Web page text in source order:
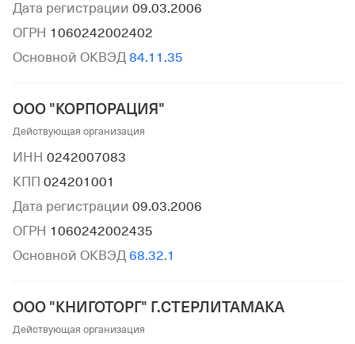
Дата регистрации 09.03.2006
ОГРН 1060242002402
Основной ОКВЭД 84.11.35
ООО "КОРПОРАЦИЯ"
Действующая организация
ИНН 0242007083
КПП 024201001
Дата регистрации 09.03.2006
ОГРН 1060242002435
Основной ОКВЭД 68.32.1
ООО "КНИГОТОРГ" Г.СТЕРЛИТАМАКА
Действующая организация